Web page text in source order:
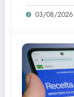
03/08/2026